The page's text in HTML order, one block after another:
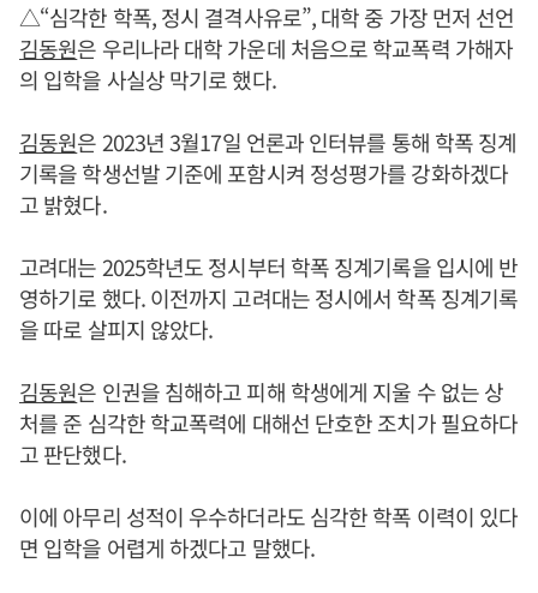
△“심각한 학폭, 정시 결격사유로”, 대학 중 가장 먼저 선언
김동원은 우리나라 대학 가운데 처음으로 학교폭력 가해자
의 입학을 사실상 막기로 했다.
김동원은 2023년 3월17일 언론과 인터뷰를 통해 학폭 징계
기록을 학생선발 기준에 포함시켜 정성평가를 강화하겠다
고 밝혔다.
고려대는 2025학년도 정시부터 학폭 징계기록을 입시에 반
영하기로 했다. 이전까지 고려대는 정시에서 학폭 징계기록
을 따로 살피지 않았다.
김동원은 인권을 침해하고 피해 학생에게 지울 수 없는 상
처를 준 심각한 학교폭력에 대해선 단호한 조치가 필요하다
고 판단했다.
이에 아무리 성적이 우수하더라도 심각한 학폭 이력이 있다
면 입학을 어렵게 하겠다고 말했다.